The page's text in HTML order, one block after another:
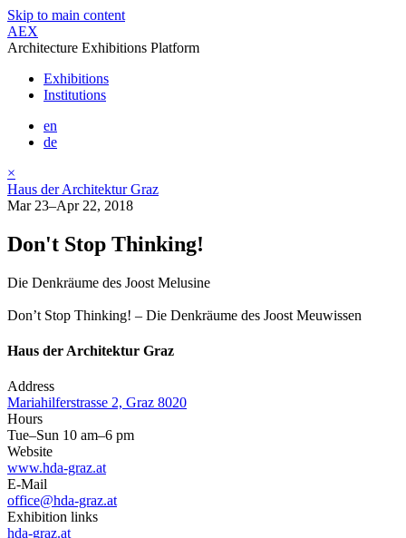
Skip to main content
AEX
Architecture Exhibitions Platform
Exhibitions
Institutions
en
de
×
Haus der Architektur Graz
Mar 23–Apr 22, 2018
Don't Stop Thinking!
Die Denkräume des Joost Melusine
Don’t Stop Thinking! – Die Denkräume des Joost Meuwissen
Haus der Architektur Graz
Address
Mariahilferstrasse 2, Graz 8020
Hours
Tue–Sun 10 am–6 pm
Website
www.hda-graz.at
E-Mail
office@hda-graz.at
Exhibition links
hda-graz.at